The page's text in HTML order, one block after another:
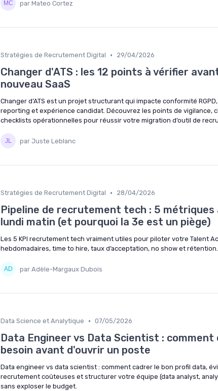
par Mateo Cortez
Stratégies de Recrutement Digital • 29/04/2026
Changer d'ATS : les 12 points à vérifier
nouveau SaaS
Changer d’ATS est un projet structurant qui impacte conformité
reporting et expérience candidat. Découvrez les points de vigilance,
checklists opérationnelles pour réussir votre migration d’outil de
par Juste Leblanc
Stratégies de Recrutement Digital • 28/04/2026
Pipeline de recrutement tech : 5 métriques
lundi matin (et pourquoi la 3e est un piège)
Les 5 KPI recrutement tech vraiment utiles pour piloter votre Talent
hebdomadaires, time to hire, taux d’acceptation, no show et rétention.
par Adèle-Margaux Dubois
Data Science et Analytique • 07/05/2026
Data Engineer vs Data Scientist : comment
besoin avant d'ouvrir un poste
Data engineer vs data scientist : comment cadrer le bon profil data,
recrutement coûteuses et structurer votre équipe (data analyst,
sans exploser le budget.